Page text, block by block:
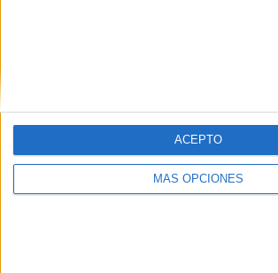
MÁS OPCIONES
ACEPTO